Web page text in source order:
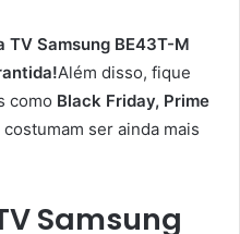
TV Samsung BE43T-M
Além disso, fique
como Black Friday, Prime
ser ainda mais
Samsung